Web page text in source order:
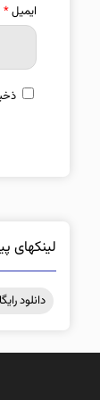
ایمیل*
لینکهای
دانلود